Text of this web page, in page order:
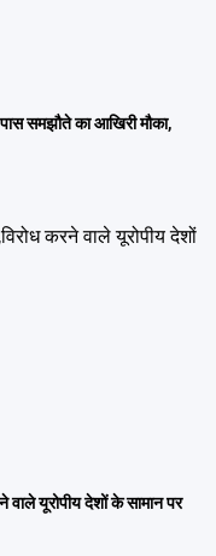
समझौते का आखिरी मौका,
यूरोपीय देशों के सामान पर